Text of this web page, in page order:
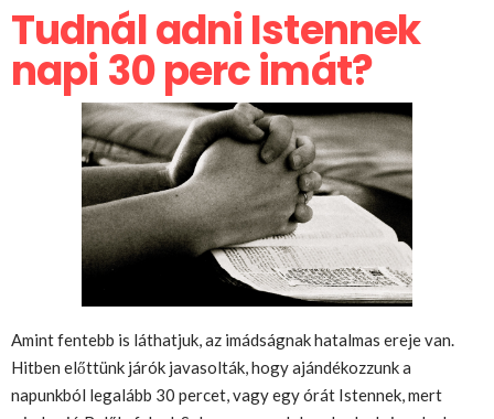
Tudnál adni Istennek
napi 30 perc imát?
Amint fentebb is láthatjuk, az imádságnak hatalmas ereje van.
Hitben előttünk járók javasolták, hogy ajándékozzunk a
napunkból legalább 30 percet, vagy egy órát Istennek, mert